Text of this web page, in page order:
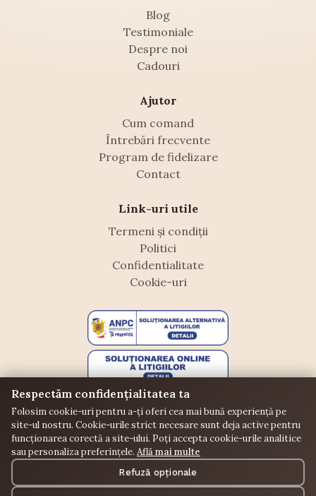
Blog
Testimoniale
Despre noi
Cadouri
Ajutor
Cum comand
Întrebări frecvente
Program de fidelizare
Contact
Link-uri utile
Termeni și condiții
Politici
Confidentialitate
Cookie-uri
Floraffeine. Toate drepturile rezervate.
Donații
Puncte Comunitate
Respectăm confidențialitatea ta
Folosim cookie-uri pentru a-ți oferi cea mai bună experiență pe
site-ul nostru. Cookie-urile strict necesare sunt deja active pentru
funcționarea corectă a site-ului. Poți accepta cookie-urile analitice
sau personaliza preferințele. Află mai multe
Refuză opționale